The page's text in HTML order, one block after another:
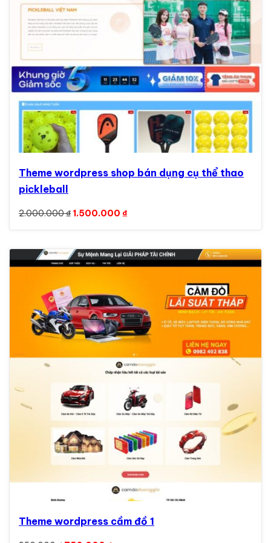
Theme wordpress shop bán dụng cụ thể thao
pickleball
2.000.000₫ Giá gốc là: 2.000.000 ₫.
1.500.000 ₫Giá hiện tại là: 1.500.000 ₫.
Theme wordpress cầm đồ 1